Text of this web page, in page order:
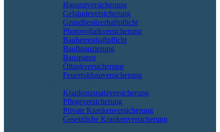
Hausratversicherung
Gebäudeversicherung
Grundbesitzerhaftpflicht
Photovoltaikversicherung
Bauherrenhaftpflicht
Baufinanzierung
Bausparen
Öltankversicherung
Feuerrohbauversicherung
Krankenzusatzversicherung
Pflegeversicherung
Private Krankenversicherung
Gesetzliche Krankenversicherung